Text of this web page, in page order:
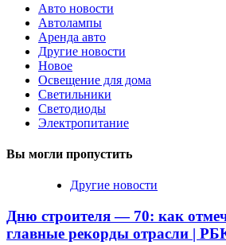
Авто новости
Автолампы
Аренда авто
Другие новости
Новое
Освещение для дома
Светильники
Светодиоды
Электропитание
Вы могли пропустить
Другие новости
Дню строителя — 70: как
главные рекорды отрасли |